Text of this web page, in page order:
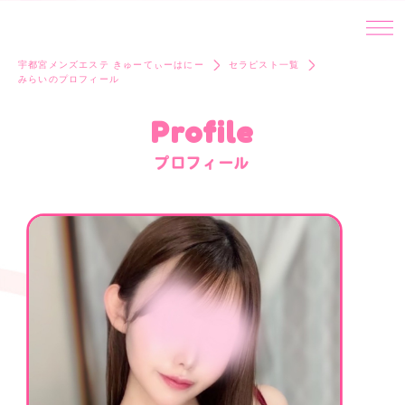
宇都宮メンズエステ きゅーてぃーはにー
セラピスト一覧
みらいのプロフィール
Profile
プロフィール